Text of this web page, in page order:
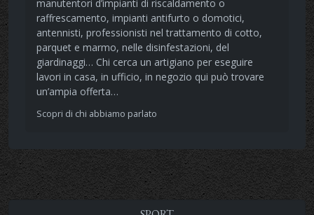
manutentori d’impianti di riscaldamento o
raffrescamento, impianti antifurto o domotici,
antennisti, professionisti nel trattamento di cotto,
parquet e marmo, nelle disinfestazioni, del
giardinaggi… Chi cerca un artigiano per eseguire
lavori in casa, in ufficio, in negozio qui può trovare
un’ampia offerta…
Scopri di chi abbiamo parlato